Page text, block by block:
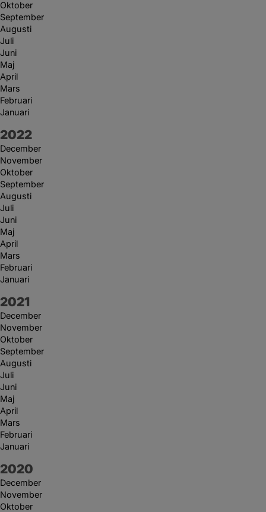
Oktober
September
Augusti
Juli
Juni
Maj
April
Mars
Februari
Januari
År:
2022
December
November
Oktober
September
Augusti
Juli
Juni
Maj
April
Mars
Februari
Januari
År:
2021
December
November
Oktober
September
Augusti
Juli
Juni
Maj
April
Mars
Februari
Januari
År:
2020
December
November
Oktober